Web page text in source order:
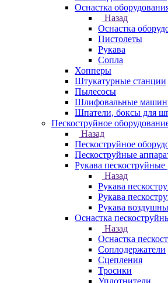
Оснастка
Назад
Оснастка
Пистолеты
Рукава
Сопла
Хопперы
Штукатурные станции
Пылесосы
Шлифовальные
Шпатели, боксы для
Пескоструйное
Назад
Пескоструйное
Пескоструйные
Рукава пескоструйные
Назад
Рукава
Рукава
Рукава
Оснастка
Назад
Оснастка
Соплодержатели
Сцепления
Тросики
Уплотнители